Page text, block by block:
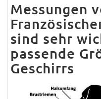
Messungen
sind sehr
passende
Geschirrs